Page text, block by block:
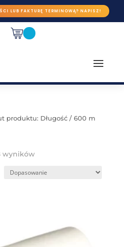
LUB FAKTURĘ TERMINOWĄ? NAPISZ!
produktu: Długość/ 600 m
wyników